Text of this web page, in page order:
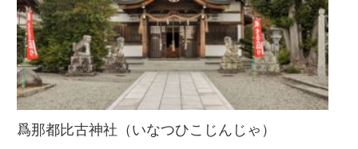
爲那都比古神社（いなつひこじんじゃ）